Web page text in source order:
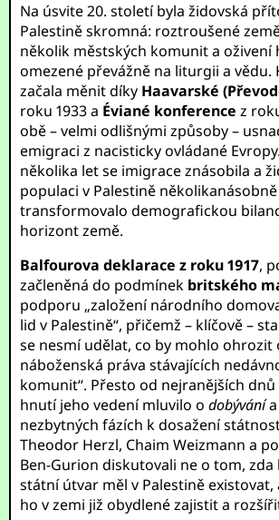
Na úsvite 20. století byla židovská
Palestině skromná: roztroušené
několik městských komunit a oživení
omezené převážně na liturgii a vědu.
začala měnit díky Haavarské
roku 1933 a Éviané konference z
obě – velmi odlišnými způsoby –
emigraci z nacisticky ovládané
několika let se imigrace znásobila a
populaci v Palestině několikanásobně
transformovalo demografickou
horizont země.
Balfourova deklarace z roku 1917,
začleněná do podmínek britského
podporu „založení národního
lid v Palestině“, přičemž – klíčově –
se nesmí udělat, co by mohlo ohrozit
náboženská práva stávajících
komunit“. Přesto od nejranějších
hnutí jeho vedení mluvilo odobývání
nezbytných fázích k dosažení
Theodor Herzl, Chaim Weizmann a
Ben-Gurion diskutovali ne o tom, zda
státní útvar měl v Palestině existovat,
ho v zemi již obydlené zajistit a